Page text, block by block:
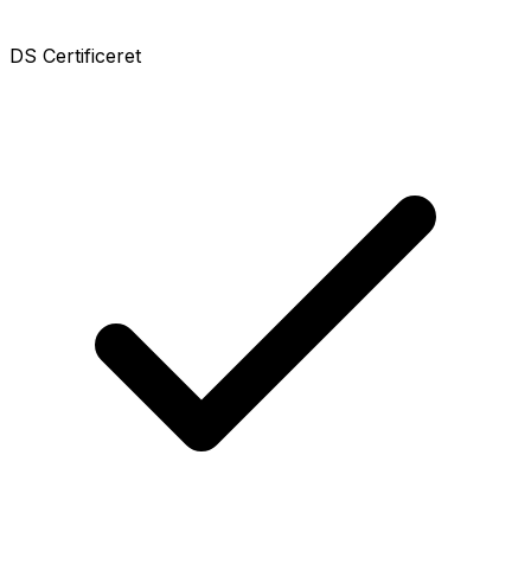
DS Certificeret